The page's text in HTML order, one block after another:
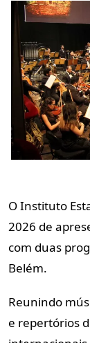
O Instituto
2026 de
com duas
Belém.
Reunindo
e repertórios